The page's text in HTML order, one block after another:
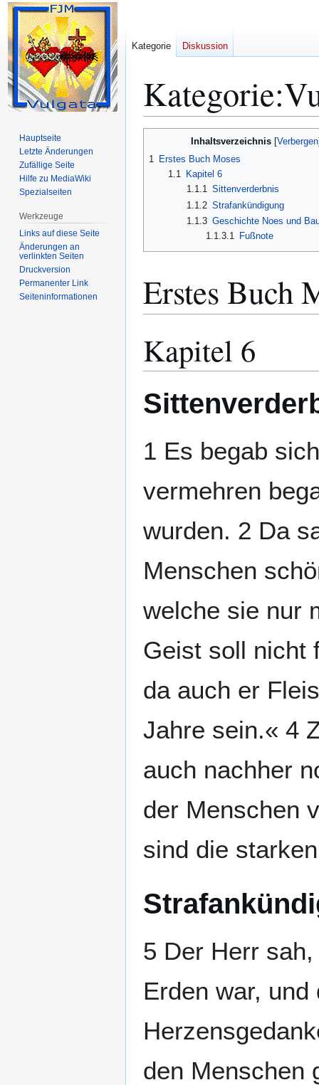
Kategorie:
Inhaltsverzeichnis
1 Erstes Buch Moses
1.1
Kapitel 6
1.1.1 Sittenverderbnis
1.1.2 Strafankündigung
1.1.3 Geschichte Noes und
1.1.3.1
Fußnote
Erstes Buch
Kapitel 6
1 Es begab
vermehren
wurden. 2 Da
Menschen
welche sie nur
Geist soll nicht
da auch er
Jahre sein.« 4
auch nachher
der Menschen
sind die
5 Der Herr
Erden war,
den Menschen
Kategorie Diskussion
Hauptseite
Letzte Änderungen
Zufällige Seite
Hilfe zu MediaWiki
Spezialseiten
Werkzeuge
Links auf diese Seite
Änderungen an
verlinkten Seiten
Druckversion
Permanenter Link
Seiten­­informationen